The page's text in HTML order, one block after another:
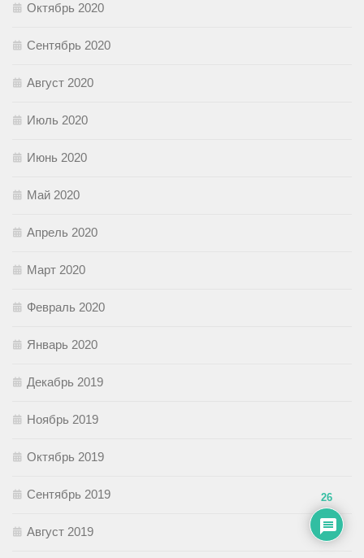
Октябрь 2020
Сентябрь 2020
Август 2020
Июль 2020
Июнь 2020
Май 2020
Апрель 2020
Март 2020
Февраль 2020
Январь 2020
Декабрь 2019
Ноябрь 2019
Октябрь 2019
Сентябрь 2019
Август 2019
26